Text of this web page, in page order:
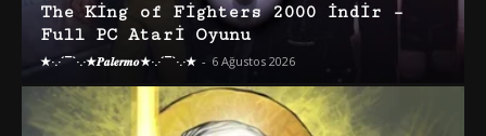
The King of Fighters 2000 İndir –
Full PC Atari Oyunu
★·.·´¯`·.·★𝑷𝒂𝒍𝒆𝒓𝒎𝒐★·.·´¯`·.·★ - 6 Ağustos 2026